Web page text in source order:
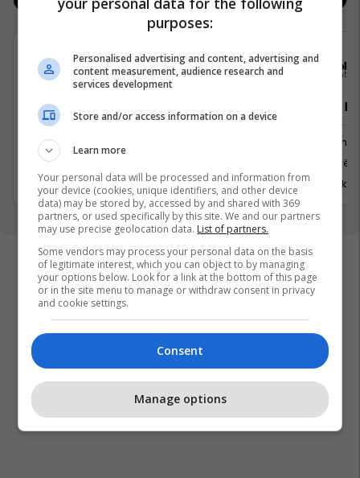
Fortesa Çurdina
Rrobaqepëse, Praktikante
Tjera
Prizren
3 Korrik 2026
Property
Prishtinë
17 Korrik
purposes:
Personalised advertising and content, advertising and
content measurement, audience research and
services development
Store and/or access information on a device
Learn more
Your personal data will be processed and information from
your device (cookies, unique identifiers, and other device
data) may be stored by, accessed by and shared with 369
partners, or used specifically by this site. We and our partners
may use precise geolocation data. List of partners.
Some vendors may process your personal data on the basis
of legitimate interest, which you can object to by managing
your options below. Look for a link at the bottom of this page
or in the site menu to manage or withdraw consent in privacy
and cookie settings.
Consent
Manage options